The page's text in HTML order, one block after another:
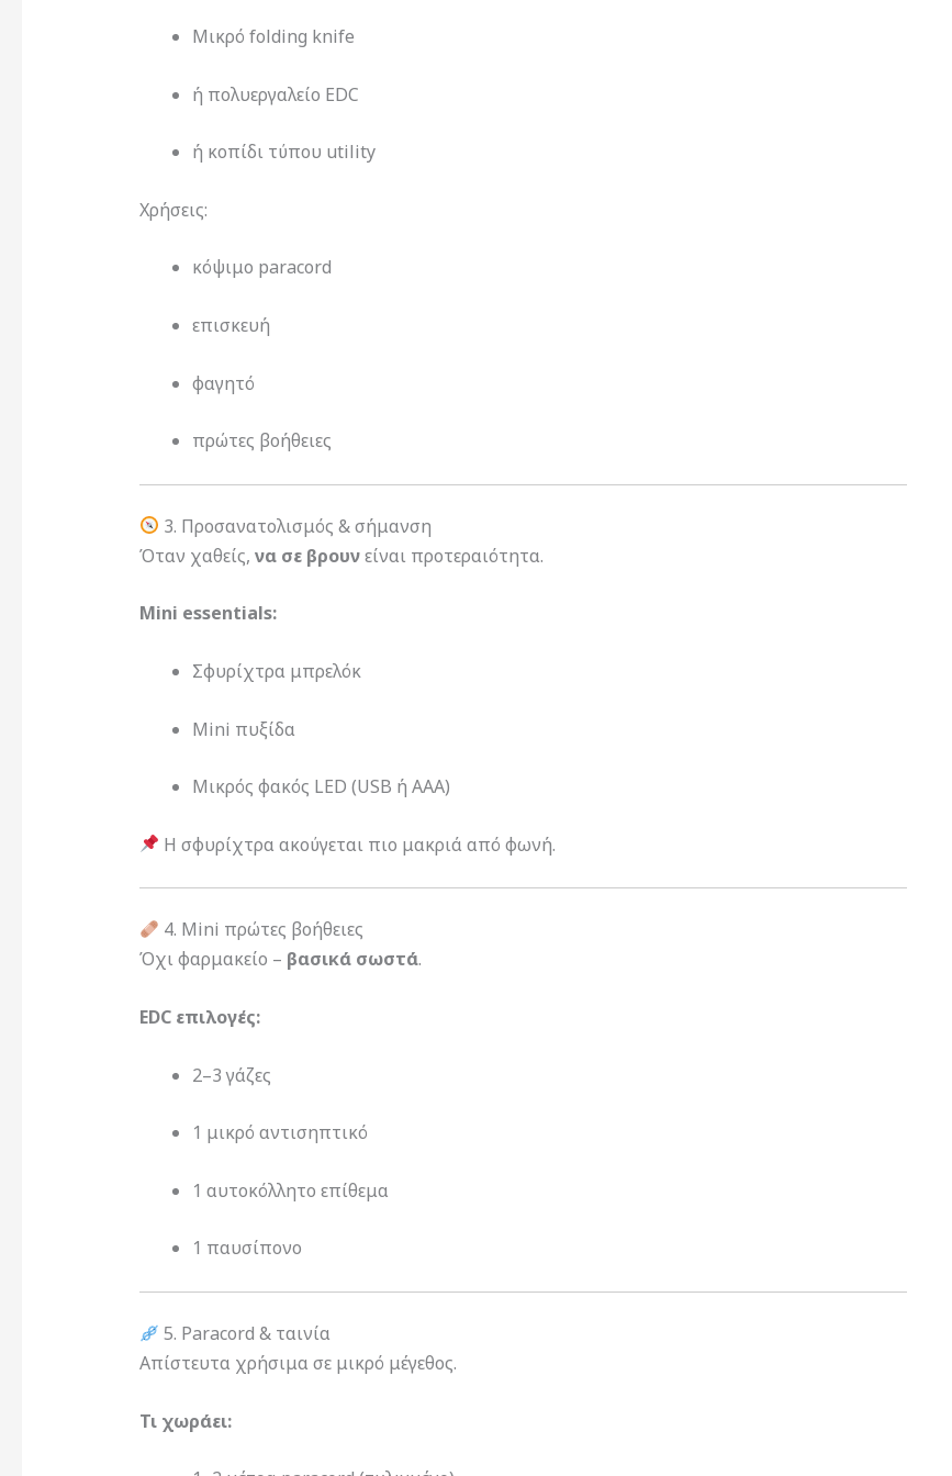
Μικρό folding knife
ή πολυεργαλείο EDC
ή κοπίδι τύπου utility
Χρήσεις:
κόψιμο paracord
επισκευή
φαγητό
πρώτες βοήθειες
3. Προσανατολισμός & σήμανση
Όταν χαθείς, να σε βρουνείναι προτεραιότητα.
Mini essentials:
Σφυρίχτρα μπρελόκ
Mini πυξίδα
Μικρός φακός LED (USB ή AAA)
Η σφυρίχτρα ακούγεται πιο μακριά από φωνή.
4. Mini πρώτες βοήθειες
Όχι φαρμακείο – βασικά σωστά.
EDC επιλογές:
2–3 γάζες
1 μικρό αντισηπτικό
1 αυτοκόλλητο επίθεμα
1 παυσίπονο
5. Paracord & ταινία
Απίστευτα χρήσιμα σε μικρό μέγεθος.
Τι χωράει: